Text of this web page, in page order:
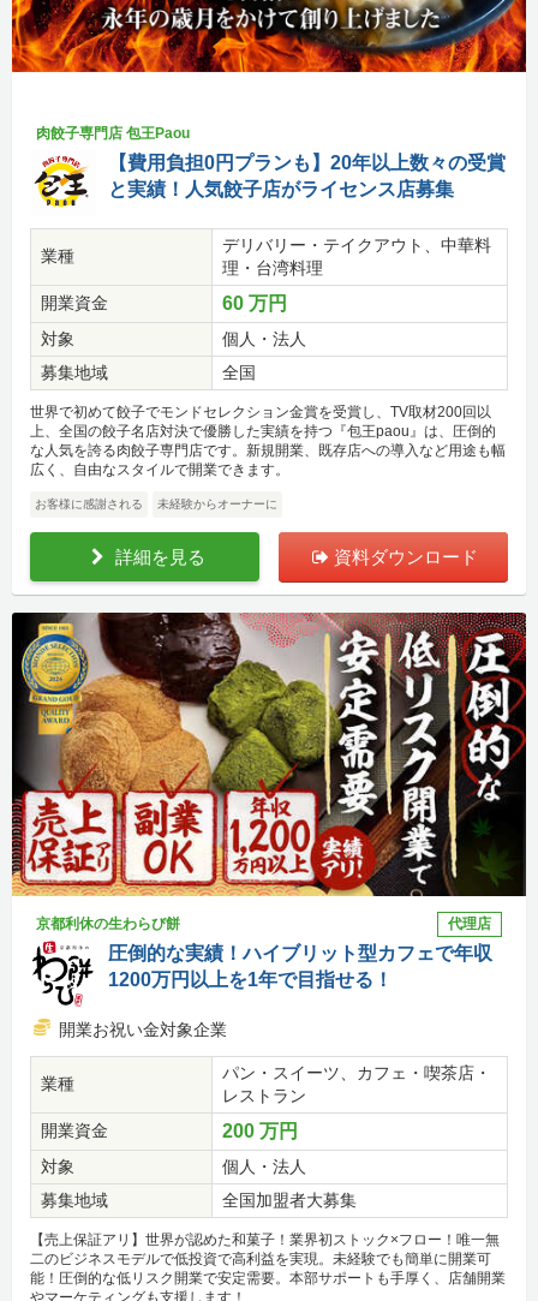
肉餃子専門店 包王Paou
【費用負担0円プランも】20年以上数々の受賞
と実績！人気餃子店がライセンス店募集
業種
デリバリー・テイクアウト、中華料
理・台湾料理
開業資金
60 万円
対象
個人・法人
募集地域
全国
世界で初めて餃子でモンドセレクション金賞を受賞し、TV取材200回以
上、全国の餃子名店対決で優勝した実績を持つ『包王paou』は、圧倒的
な人気を誇る肉餃子専門店です。新規開業、既存店への導入など用途も幅
広く、自由なスタイルで開業できます。
お客様に感謝される 未経験からオーナーに
詳細を見る 資料ダウンロード
京都利休の生わらび餅 代理店
圧倒的な実績！ハイブリット型カフェで年収
1200万円以上を1年で目指せる！
開業お祝い金対象企業
業種
パン・スイーツ、カフェ・喫茶店・
レストラン
開業資金
200 万円
対象
個人・法人
募集地域
全国加盟者大募集
【売上保証アリ】世界が認めた和菓子！業界初ストック×フロー！唯一無
二のビジネスモデルで低投資で高利益を実現。未経験でも簡単に開業可
能！圧倒的な低リスク開業で安定需要。本部サポートも手厚く、店舗開業
やマーケティングも支援します！